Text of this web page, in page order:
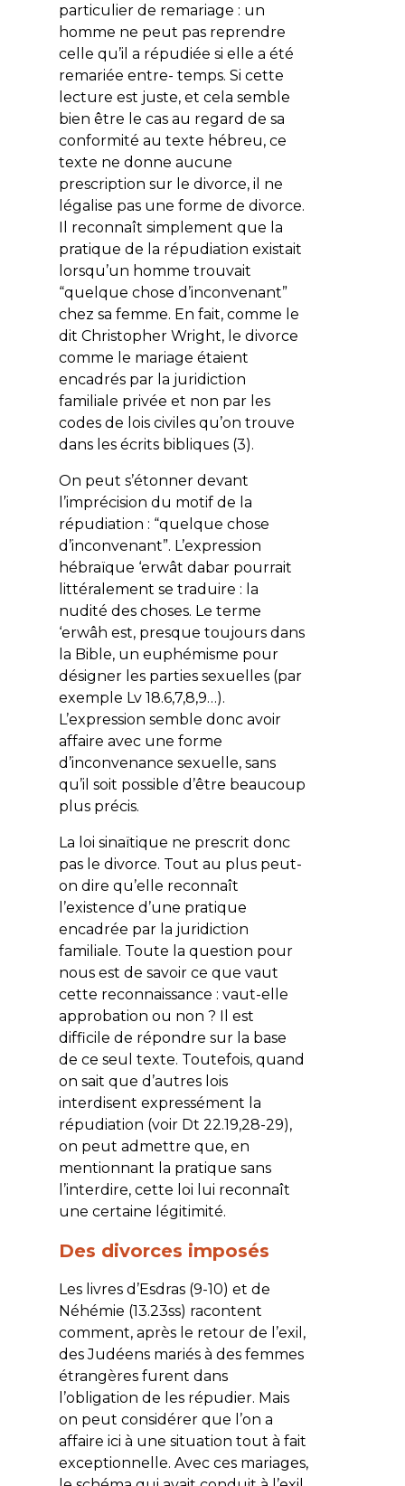
particulier de remariage : un
homme ne peut pas reprendre
celle qu’il a répudiée si elle a été
remariée entre- temps. Si cette
lecture est juste, et cela semble
bien être le cas au regard de sa
conformité au texte hébreu, ce
texte ne donne aucune
prescription sur le divorce, il ne
légalise pas une forme de divorce.
Il reconnaît simplement que la
pratique de la répudiation existait
lorsqu’un homme trouvait
“quelque chose d’inconvenant”
chez sa femme. En fait, comme le
dit Christopher Wright, le divorce
comme le mariage étaient
encadrés par la juridiction
familiale privée et non par les
codes de lois civiles qu’on trouve
dans les écrits bibliques (3).
On peut s’étonner devant
l’imprécision du motif de la
répudiation : “quelque chose
d’inconvenant”. L’expression
hébraïque ‘erwât dabar pourrait
littéralement se traduire : la
nudité des choses. Le terme
‘erwâh est, presque toujours dans
la Bible, un euphémisme pour
désigner les parties sexuelles (par
exemple Lv 18.6,7,8,9…).
L’expression semble donc avoir
affaire avec une forme
d’inconvenance sexuelle, sans
qu’il soit possible d’être beaucoup
plus précis.
La loi sinaïtique ne prescrit donc
pas le divorce. Tout au plus peut-
on dire qu’elle reconnaît
l’existence d’une pratique
encadrée par la juridiction
familiale. Toute la question pour
nous est de savoir ce que vaut
cette reconnaissance : vaut-elle
approbation ou non ? Il est
difficile de répondre sur la base
de ce seul texte. Toutefois, quand
on sait que d’autres lois
interdisent expressément la
répudiation (voir Dt 22.19,28-29),
on peut admettre que, en
mentionnant la pratique sans
l’interdire, cette loi lui reconnaît
une certaine légitimité.
Des divorces imposés
Les livres d’Esdras (9-10) et de
Néhémie (13.23ss) racontent
comment, après le retour de l’exil,
des Judéens mariés à des femmes
étrangères furent dans
l’obligation de les répudier. Mais
on peut considérer que l’on a
affaire ici à une situation tout à fait
exceptionnelle. Avec ces mariages,